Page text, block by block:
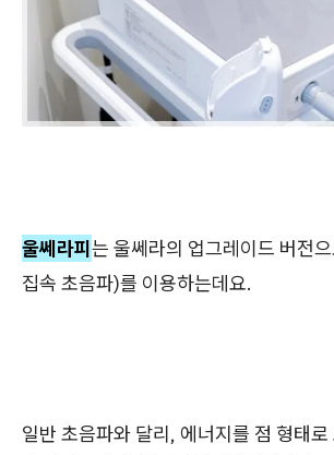
울쎄라피는 울쎄라의 업그레이드 버전
집속 초음파)를 이용하는데요.
일반 초음파와 달리, 에너지를 점 형태